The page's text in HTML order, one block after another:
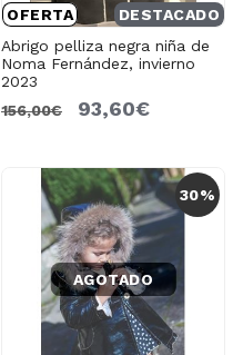
OFERTA
DESTACADO
Abrigo pelliza negra niña de
Noma Fernández, invierno
2023
156,00€
93,60€
30%
AGOTADO